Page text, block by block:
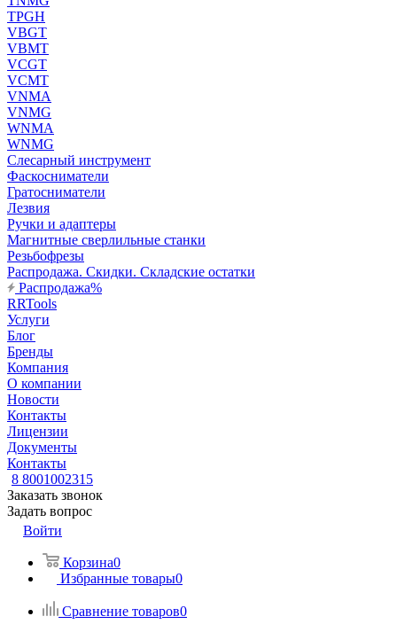
TPGH
VBGT
VBMT
VCGT
VCMT
VNMA
VNMG
WNMA
WNMG
Слесарный инструмент
Фаскосниматели
Гратосниматели
Лезвия
Ручки и адаптеры
Магнитные сверлильные станки
Резьбофрезы
Распродажа. Скидки. Складские остатки
Распродажа%
RRTools
Услуги
Блог
Бренды
Компания
О компании
Новости
Контакты
Лицензии
Документы
Контакты
8 8001002315
Заказать звонок
Задать вопрос
Войти
Корзина0
Избранные товары0
Сравнение товаров0